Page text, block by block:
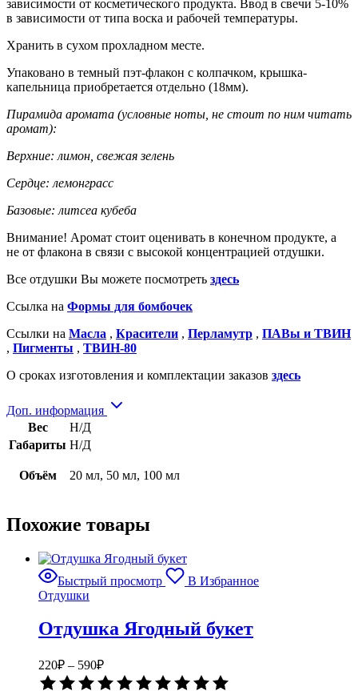
зависимости от косметического продукта. Ввод в свечи 5-10%
в зависимости от типа воска и рабочей температуры.
Хранить в сухом прохладном месте.
Упаковано в темный пэт-флакон с колпачком, крышка-
капельница приобретается отдельно (18мм).
Пирамида аромата (условные ноты, не стоит по ним читать
аромат):
Верхние: лимон, свежая зелень
Сердце: лемонграсс
Базовые: литсеа кубеба
Внимание! Аромат стоит оценивать в конечном продукте, а
не от флакона в связи с высокой концентрацией отдушки.
Все отдушки Вы можете посмотреть здесь
Ссылка на Формы для бомбочек
Ссылки на Масла , Красители , Перламутр , ПАВы и ТВИН
, Пигменты , ТВИН-80
О сроках изготовления и комплектации заказов здесь
Доп. информация
Вес
Н/Д
Габариты Н/Д
Объём 20 мл, 50 мл, 100 мл
Похожие товары
Быстрый просмотр
В Избранное
Отдушки
Отдушка Ягодный букет
220₽ – 590₽Диапазон
цен: